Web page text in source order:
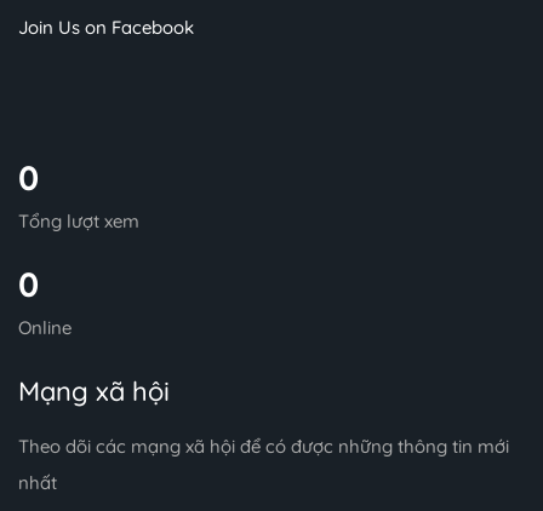
Join Us on Facebook
0
Tổng lượt xem
0
Online
Mạng xã hội
Theo dõi các mạng xã hội để có được những thông tin mới
nhất